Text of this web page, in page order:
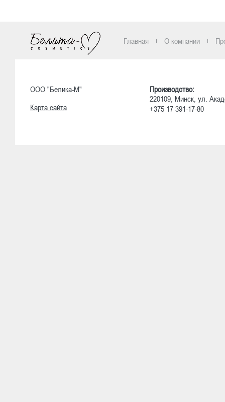
Главная О компании
ООО "Белика-М"
Карта сайта
Производство:
220109, Минск, ул.
+375 17 391-17-80